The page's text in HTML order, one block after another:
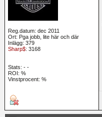
Reg.datum: dec 2011
Ort: Pga jobb, lite här och där
Inlägg: 379
Sharp$: 3168
Stats: - -
ROI: %
Vinstprocent: %